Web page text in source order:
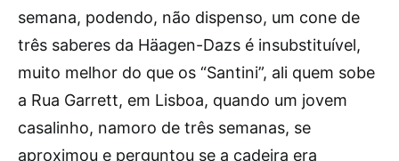
semana, podendo, não dispenso, um cone de
três saberes da Häagen-Dazs é insubstituível,
muito melhor do que os “Santini”, ali quem sobe
a Rua Garrett, em Lisboa, quando um jovem
casalinho, namoro de três semanas, se
aproximou e perguntou se a cadeira era